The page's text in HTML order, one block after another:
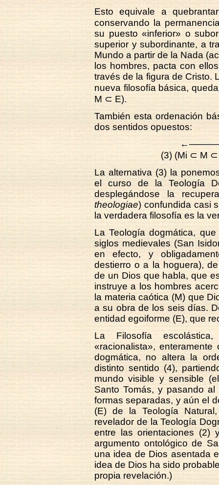
Esto equivale a
conservando la
su puesto «inferior» o
superior y subordinante, a
Mundo a partir de la Nada
los hombres, pacta con
través de la figura de Cristo.
nueva filosofía básica,
M ⊂ E).
También esta ordenación
dos sentidos opuestos:
(3) (Mi ⊂ M
La alternativa (3) la
el curso de la Teología
desplegándose la
theologiae) confundida casi
la verdadera filosofía es la
La Teología dogmática,
siglos medievales (San
en efecto, y
destierro o a la hoguera),
de un Dios que habla, que
instruye a los hombres
la materia caótica (M) que
a su obra de los seis días.
entidad egoiforme (E), que
La Filosofía
«racionalista»,
dogmática, no altera la
distinto sentido (4),
mundo visible y sensible
Santo Tomás, y pasando
formas separadas, y aún el
(E) de la Teología
revelador de la Teología
entre las orientaciones (2)
argumento ontológico de
una idea de Dios asentada
idea de Dios ha sido
propia revelación.)